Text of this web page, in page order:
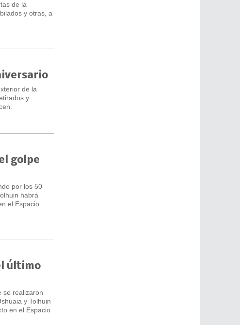
de la
y otras, a
de la
y
golpe
por los 50
habrá
el Espacio
último
se realizaron
y Tolhuin
en el Espacio